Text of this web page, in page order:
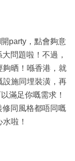
party，點會夠意
問題啦！不過，
夠晒！喺香港，就
設施同埋裝潢，再
滿足你嘅需求！
同風格都唔同嘅
啦！